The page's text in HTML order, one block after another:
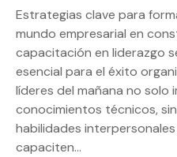
Estrategias clave para
mundo empresarial en
capacitación en liderazgo
esencial para el éxito
líderes del mañana no solo
conocimientos técnicos,
habilidades
capaciten…